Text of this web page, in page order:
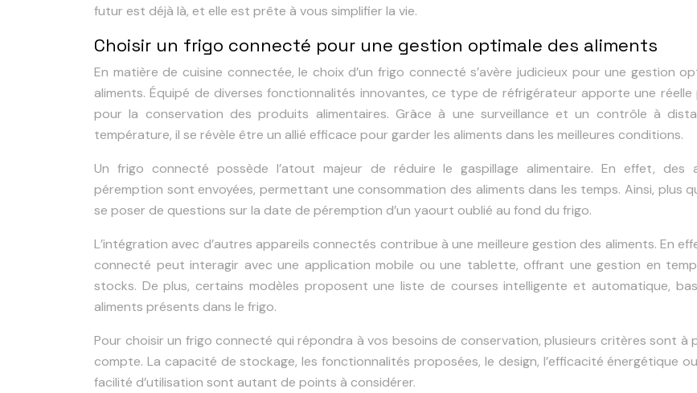
futur est déjà là, et elle est prête à vous simplifier la vie.
Choisir un frigo connecté pour une gestion optimale des aliments
En matière de cuisine connectée, le choix d’un frigo connecté s’avère judicieux pour une gestion
aliments. Équipé de diverses fonctionnalités innovantes, ce type de réfrigérateur apporte une réelle
pour la conservation des produits alimentaires. Grâce à une surveillance et un contrôle à
température, il se révèle être un allié efficace pour garder les aliments dans les meilleures conditions.
Un frigo connecté possède l’atout majeur de réduire le gaspillage alimentaire. En effet, des
péremption sont envoyées, permettant une consommation des aliments dans les temps. Ainsi, plus
se poser de questions sur la date de péremption d’un yaourt oublié au fond du frigo.
L’intégration avec d’autres appareils connectés contribue à une meilleure gestion des aliments. En
connecté peut interagir avec une application mobile ou une tablette, offrant une gestion en
stocks. De plus, certains modèles proposent une liste de courses intelligente et automatique,
aliments présents dans le frigo.
Pour choisir un frigo connecté qui répondra à vos besoins de conservation, plusieurs critères sont à
compte. La capacité de stockage, les fonctionnalités proposées, le design, l’efficacité énergétique
facilité d’utilisation sont autant de points à considérer.